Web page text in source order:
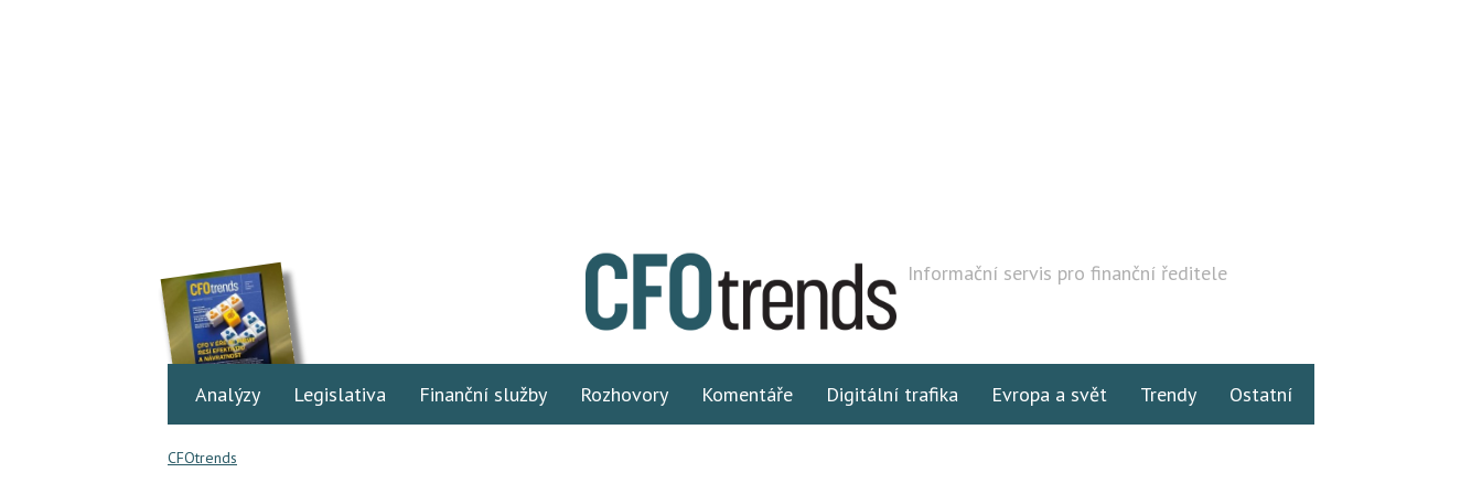
Informační servis pro finanční ředitele
Analýzy Legislativa Finanční služby Rozhovory Komentáře Digitální trafika Evropa a svět Trendy Ostatní
CFOtrends